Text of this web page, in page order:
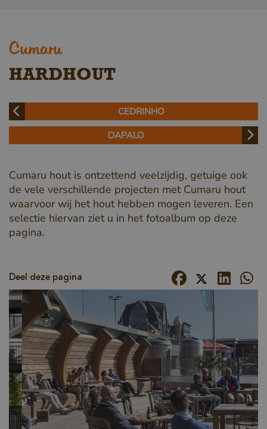
Cumaru
HARDHOUT
CEDRINHO
DAPALO
Cumaru hout is ontzettend veelzijdig, getuige ook
de vele verschillende projecten met Cumaru hout
waarvoor wij het hout hebben mogen leveren. Een
selectie hiervan ziet u in het fotoalbum op deze
pagina.
Deel deze pagina